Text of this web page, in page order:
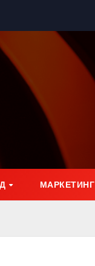
МАРКЕТИНГ